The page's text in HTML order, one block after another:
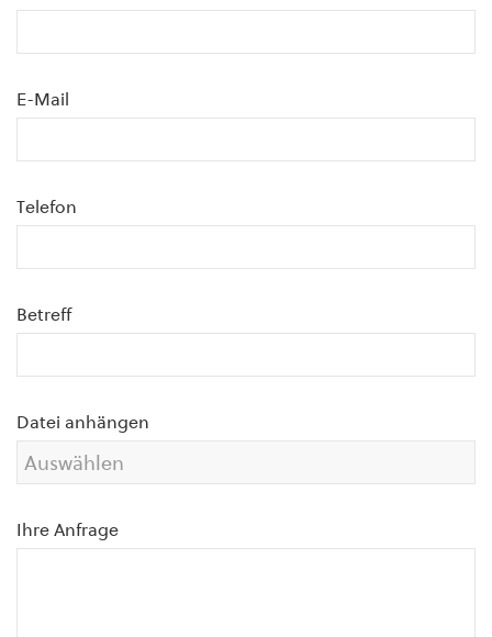
E-Mail
Telefon
Betreff
Datei anhängen
Ihre Anfrage